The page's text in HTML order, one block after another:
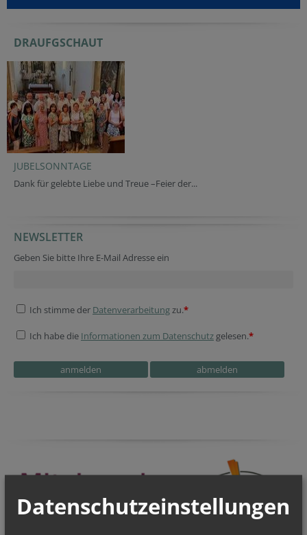
DRAUFGSCHAUT
JUBELSONNTAGE
Dank für gelebte Liebe und Treue –Feier der...
Fax
Session ID
Website
Homepage
Fax
Website
Reference
NEWSLETTER
Geben Sie bitte Ihre E-Mail Adresse ein
Ich stimme der Datenverarbeitungzu.*
Ich habe die Informationen zum Datenschutz gelesen.*
Datenschutzeinstellungen